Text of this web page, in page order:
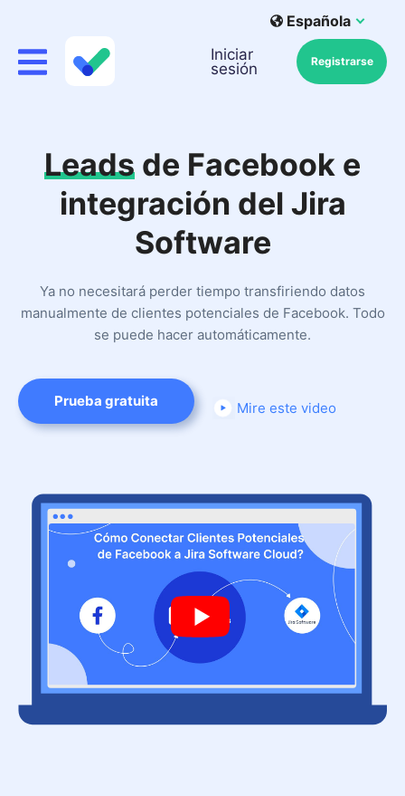
Española
Iniciar
sesión
Registrarse
Leads de Facebook e
integración del Jira
Software
Ya no necesitará perder tiempo transfiriendo datos
manualmente de clientes potenciales de Facebook. Todo
se puede hacer automáticamente.
Prueba gratuita Mire este video